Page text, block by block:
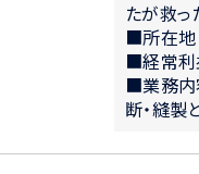
たが救っ
■所在
■経常利
■業務内
断・縫製